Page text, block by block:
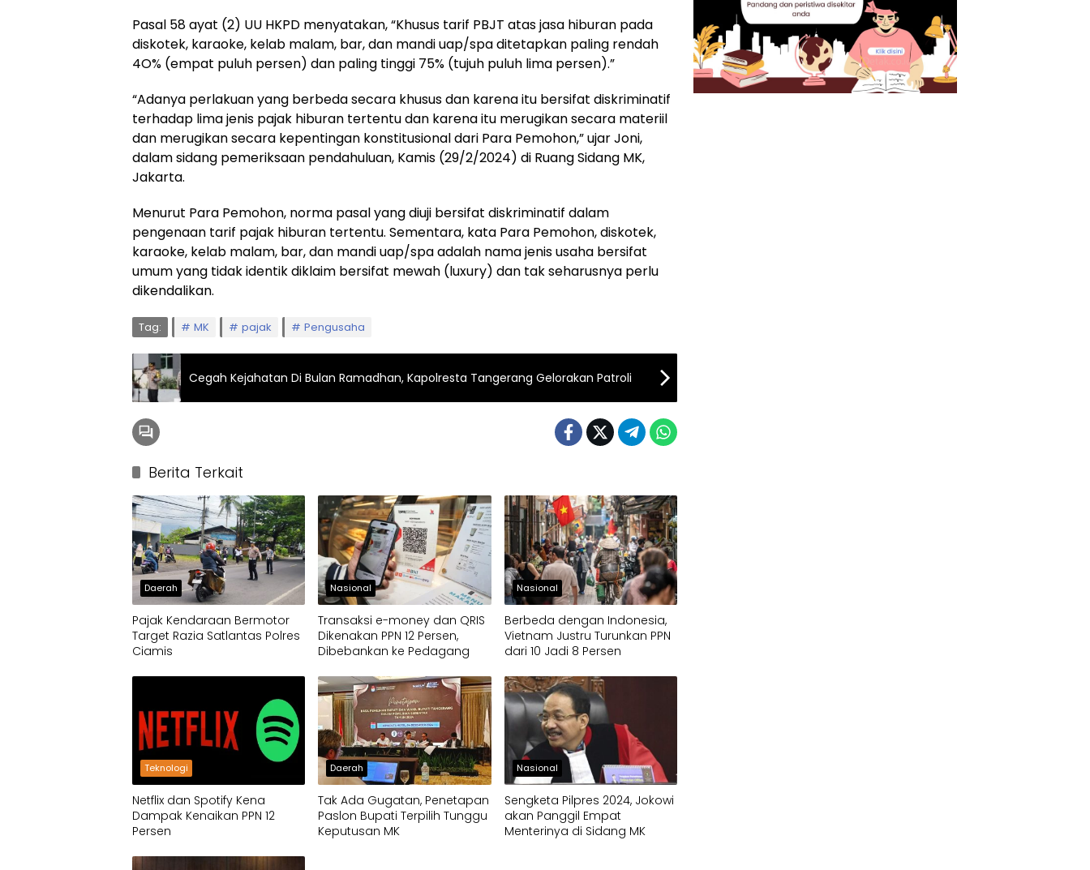
Pasal 58 ayat (2) UU HKPD menyatakan, “Khusus tarif PBJT atas jasa hiburan pada
diskotek, karaoke, kelab malam, bar, dan mandi uap/spa ditetapkan paling rendah
4O% (empat puluh persen) dan paling tinggi 75% (tujuh puluh lima persen).”
“Adanya perlakuan yang berbeda secara khusus dan karena itu bersifat diskriminatif
terhadap lima jenis pajak hiburan tertentu dan karena itu merugikan secara materiil
dan merugikan secara kepentingan konstitusional dari Para Pemohon,” ujar Joni,
dalam sidang pemeriksaan pendahuluan, Kamis (29/2/2024) di Ruang Sidang MK,
Jakarta.
Menurut Para Pemohon, norma pasal yang diuji bersifat diskriminatif dalam
pengenaan tarif pajak hiburan tertentu. Sementara, kata Para Pemohon, diskotek,
karaoke, kelab malam, bar, dan mandi uap/spa adalah nama jenis usaha bersifat
umum yang tidak identik diklaim bersifat mewah (luxury) dan tak seharusnya perlu
dikendalikan.
Tag: MK pajak Pengusaha
Cegah Kejahatan Di Bulan Ramadhan, Kapolresta Tangerang Gelorakan Patroli
Berita Terkait
Daerah
Pajak Kendaraan Bermotor
Target Razia Satlantas Polres
Ciamis
Nasional
Transaksi e-money dan QRIS
Dikenakan PPN 12 Persen,
Dibebankan ke Pedagang
Nasional
Berbeda dengan Indonesia,
Vietnam Justru Turunkan PPN
dari 10 Jadi 8 Persen
Teknologi
Netflix dan Spotify Kena
Dampak Kenaikan PPN 12
Persen
Daerah
Tak Ada Gugatan, Penetapan
Paslon Bupati Terpilih Tunggu
Keputusan MK
Nasional
Sengketa Pilpres 2024, Jokowi
akan Panggil Empat
Menterinya di Sidang MK